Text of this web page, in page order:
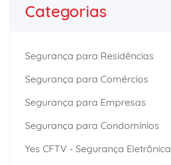
Categorias
Segurança para Residências
Segurança para Comércios
Segurança para Empresas
Segurança para Condomínios
Yes CFTV - Segurança Eletrônica